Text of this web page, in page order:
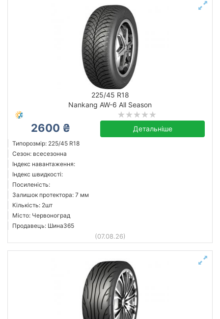
225/45 R18
Nankang AW-6 All Season
2600 ₴ Детальніше
Типорозмір: 225/45 R18
Сезон: всесезонна
Індекс навантаження:
Індекс швидкості:
Посиленість:
Залишок протектора: 7 мм
Кількість: 2шт
Місто: Червоноград
Продавець: Шина365
(07.08.26)